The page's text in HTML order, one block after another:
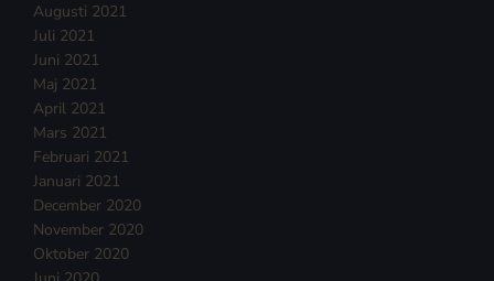
Augusti 2021
Juli 2021
Juni 2021
Maj 2021
April 2021
Mars 2021
Februari 2021
Januari 2021
December 2020
November 2020
Oktober 2020